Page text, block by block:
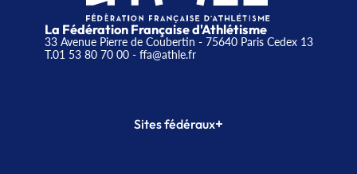
La Fédération Française d'Athlétisme
33 Avenue Pierre de Coubertin - 75640 Paris Cedex 13
T.01 53 80 70 00- ffa@athle.fr
Sites fédéraux+